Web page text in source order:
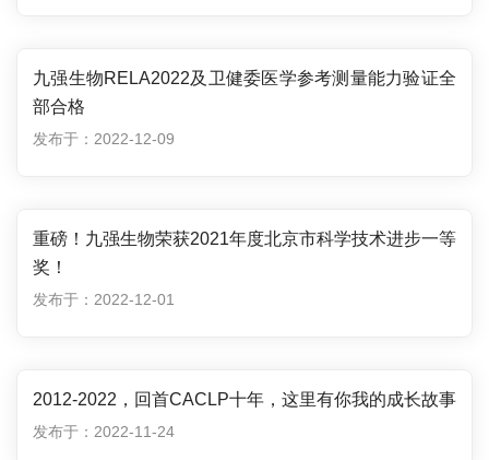
九强生物RELA2022及卫健委医学参考测量能力验证全
部合格
发布于：2022-12-09
重磅！九强生物荣获2021年度北京市科学技术进步一等
奖！
发布于：2022-12-01
2012-2022，回首CACLP十年，这里有你我的成长故事
发布于：2022-11-24